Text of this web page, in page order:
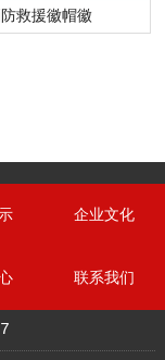
救援徽帽徽
企业文化
联系我们